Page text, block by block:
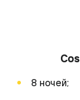
8 ночей;